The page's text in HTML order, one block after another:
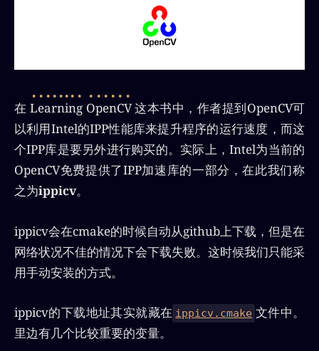
在 Learning OpenCV这本书中，作者提到OpenCV可
以利用Intel的IPP性能库来提升程序的运行速度，而这
个IPP库是要另外进行购买的。实际上，Intel为当前的
OpenCV免费提供了IPP加速库的一部分，在此我们称
之为ippicv。
ippicv会在cmake的时候自动从github上下载，但是在
网络状况不佳的情况下会下载失败。这时候我们只能采
用手动安装的方式。
ippicv的下载地址其实就藏在 ippicv.cmake 文件中。
里边有几个比较重要的变量。